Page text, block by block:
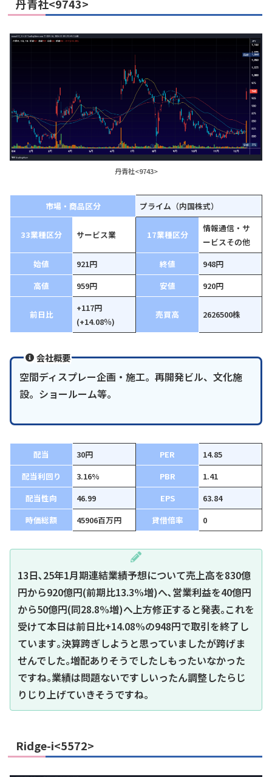
丹青社<9743>
丹青社<9743>
市場・商品区分 プライム（内国株式）
33業種区分 サービス業 17業種区分
情報通信・サ
ービスその他
始値
921円 終値
948円
高値
959円 安値 920円
前日比
+117円
(+14.08％)
売買高 2626500株
会社概要
空間ディスプレー企画・施工。再開発ビル、文化施
設。ショールーム等。
配当 30円 PER
14.85
配当利回り
3.16% PBR
1.41
配当性向
46.99 EPS
63.84
時価総額
45906百万円 貸借倍率 0
13日､25年1月期連結業績予想について売上高を830億
円から920億円(前期比13.3%増)へ､営業利益を40億円
から50億円(同28.8%増)へ上方修正すると発表｡これを
受けて本日は前日比+14.08%の948円で取引を終了し
ています｡決算跨ぎしようと思っていましたが跨げま
せんでした｡増配ありそうでしたしもったいなかった
ですね｡業績は問題ないですしいったん調整したらじ
りじり上げていきそうですね｡
Ridge-i<5572>